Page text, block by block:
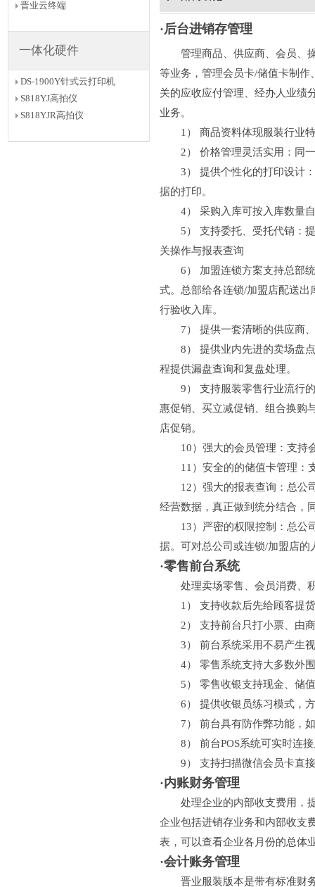
晋业云终端
一体化硬件
DS-1900Y针式云打印机
S818YJ高拍仪
S818YJR高拍仪
·后台进销存管理
管理商品、供应商、会员、操
等业务，管理会员卡/储值卡制
关的应收应付管理、经办人业绩
业务。
1） 商品资料体现服装行业特
2） 价格管理灵活实用：同一
3） 提供个性化的打印设计：
据的打印。
4） 采购入库可按入库数量自
5） 支持委托、受托代销：提
关操作与报表查询
6） 加盟连锁方案支持总部统
式。总部给各连锁/加盟店配送
行验收入库。
7） 提供一套清晰的供应商、
8） 提供业内先进的卖场盘点
程提供漏盘查询和复盘处理。
9） 支持服装零售行业流行的
惠促销、买立减促销、组合换购
店促销。
10）强大的会员管理：支持会
11）安全的的储值卡管理：
12）强大的报表查询：总公司
经营数据，真正做到统分结合，
13）严密的权限控制：总公司
据。可对总公司或连锁/加盟店
·零售前台系统
处理卖场零售、会员消费、积
1） 支持收款后先给顾客提货
2） 支持前台只打小票、由商
3） 前台系统采用不易产生视
4） 零售系统支持大多数外围
5） 零售收银支持现金、储值
6） 提供收银员练习模式，方
7） 前台具有防作弊功能，如
8） 前台POS系统可实时连接
9） 支持扫描微信会员卡直
·内账财务管理
处理企业的内部收支费用，提
企业包括进销存业务和内部收支
表，可以查看企业各月份的总体
·会计账务管理
晋业服装版本是带有标准财务